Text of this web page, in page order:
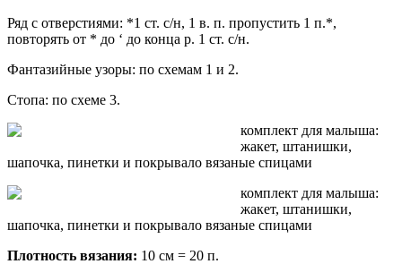
Ряд с отверстиями: *1 ст. с/н, 1 в. п. пропустить 1 п.*,
повторять от * до ‘ до конца р. 1 ст. с/н.
Фантазийные узоры: по схемам 1 и 2.
Стопа: по схеме 3.
комплект для малыша:
жакет, штанишки,
шапочка, пинетки и покрывало вязаные спицами
комплект для малыша:
жакет, штанишки,
шапочка, пинетки и покрывало вязаные спицами
Плотность вязания: 10 см = 20 п.